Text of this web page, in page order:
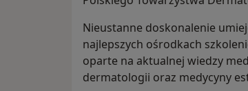
Nieustanne doskonalenie
najlepszych ośrodkach
oparte na aktualnej wiedzy
dermatologii oraz medycyny